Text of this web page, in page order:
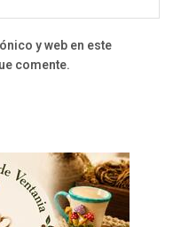
y web en este
comente.